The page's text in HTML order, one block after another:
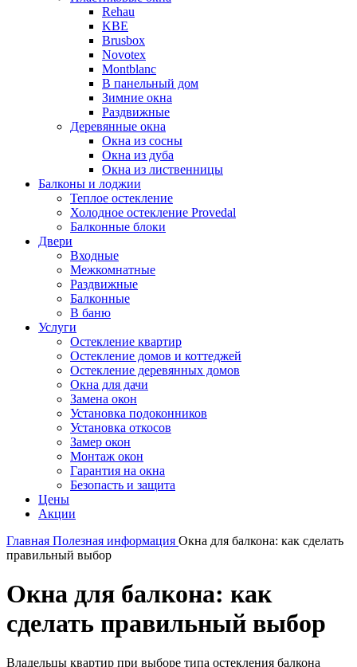
Rehau
KBE
Brusbox
Novotex
Montblanc
В панельный дом
Зимние окна
Раздвижные
Деревянные окна
Окна из сосны
Окна из дуба
Окна из лиственницы
Балконы и лоджии
Теплое остекление
Холодное остекление Provedal
Балконные блоки
Двери
Входные
Межкомнатные
Раздвижные
Балконные
В баню
Услуги
Остекление квартир
Остекление домов и коттеджей
Остекление деревянных домов
Окна для дачи
Замена окон
Установка подоконников
Установка откосов
Замер окон
Монтаж окон
Гарантия на окна
Безопасть и защита
Цены
Акции
Главная Полезная информация Окна для балкона: как сделать
правильный выбор
Окна для балкона: как
сделать правильный выбор
Владельцы квартир при выборе типа остекления балкона